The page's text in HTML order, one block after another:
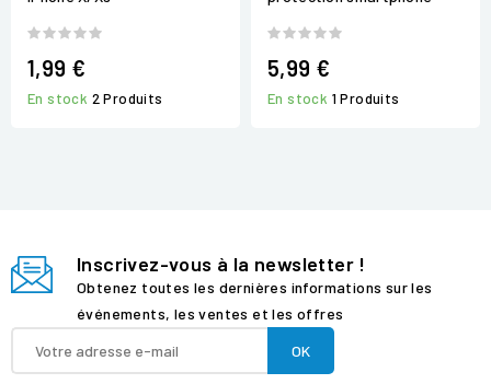
1,99 €
En stock 2 Produits
5,99 €
En stock 1 Produits
Inscrivez-vous à la newsletter !
Obtenez toutes les dernières informations sur les
événements, les ventes et les offres